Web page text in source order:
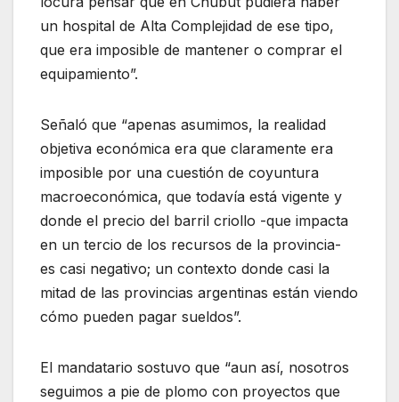
un hospital de Alta Complejidad de ese tipo,
que era imposible de mantener o comprar el
equipamiento”.
Señaló que “apenas asumimos, la realidad
objetiva económica era que claramente era
imposible por una cuestión de coyuntura
macroeconómica, que todavía está vigente y
donde el precio del barril criollo -que impacta
en un tercio de los recursos de la provincia-
es casi negativo; un contexto donde casi la
mitad de las provincias argentinas están viendo
cómo pueden pagar sueldos”.
El mandatario sostuvo que “aun así, nosotros
seguimos a pie de plomo con proyectos que